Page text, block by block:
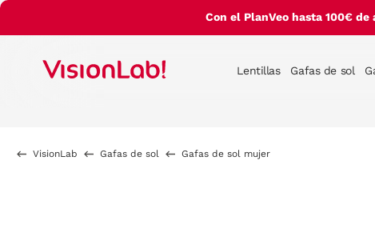
Con el PlanVeo hasta 100€
Lentillas Gafas de sol
VisionLab Gafas de sol Gafas de sol mujer